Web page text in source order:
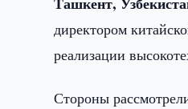
директором
реализации
Стороны